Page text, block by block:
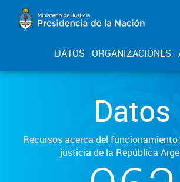
DATOS ORGANIZACIONES
Datos
Recursos acerca del
justicia de la República